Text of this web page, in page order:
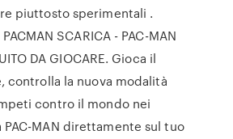
piuttosto sperimentali .
SCARICA - PAC-MAN
DA GIOCARE. Gioca il
controlla la nuova modalità
contro il mondo nei
PAC-MAN direttamente sul tuo